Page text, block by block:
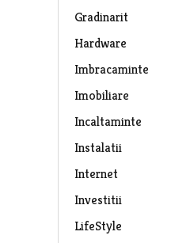
Gradinarit
Hardware
Imbracaminte
Imobiliare
Incaltaminte
Instalatii
Internet
Investitii
LifeStyle